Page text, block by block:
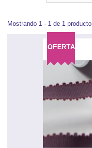
Mostrando 1 - 1 de 1 producto
OFERTA